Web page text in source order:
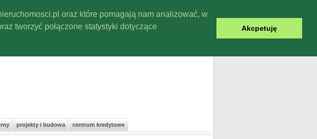
oraz które pomagają nam analizować, w
tworzyć połączone statystyki dotyczące
Akcpetuję
centrum kredytowe
projekty i budowa